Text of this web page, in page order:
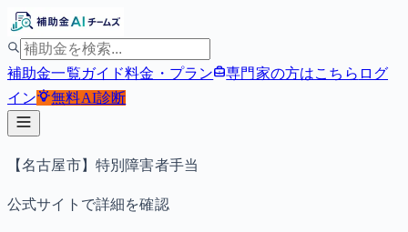
補助金一覧ガイド料金・プラン 専門家の方はこちら ログ
イン
無料AI診断
【名古屋市】特別障害者手当
公式サイトで詳細を確認